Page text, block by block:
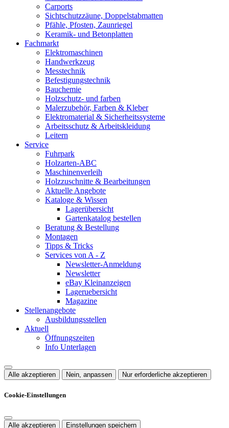
Carports
Sichtschutzzäune, Doppelstabmatten
Pfähle, Pfosten, Zaunriegel
Keramik- und Betonplatten
Fachmarkt
Elektromaschinen
Handwerkzeug
Messtechnik
Befestigungstechnik
Bauchemie
Holzschutz- und farben
Malerzubehör, Farben & Kleber
Elektromaterial & Sicherheitssysteme
Arbeitsschutz & Arbeitskleidung
Leitern
Service
Fuhrpark
Holzarten-ABC
Maschinenverleih
Holzzuschnitte & Bearbeitungen
Aktuelle Angebote
Kataloge & Wissen
Lagerübersicht
Gartenkatalog bestellen
Beratung & Bestellung
Montagen
Tipps & Tricks
Services von A - Z
Newsletter-Anmeldung
Newsletter
eBay Kleinanzeigen
Lageruebersicht
Magazine
Stellenangebote
Ausbildungsstellen
Aktuell
Öffnungszeiten
Info Unterlagen
Alle akzeptieren Nein, anpassen Nur erforderliche akzeptieren
Cookie-Einstellungen
Alle akzeptieren Einstellungen speichern